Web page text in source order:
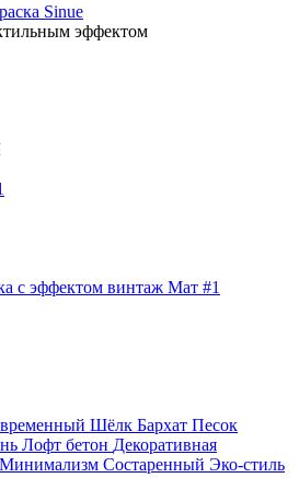
Sinue
эффектом
с эффектом винтаж Мат #1
Шёлк Бархат Песок
Лофт бетон Декоративная
Минимализм Состаренный Эко-стиль